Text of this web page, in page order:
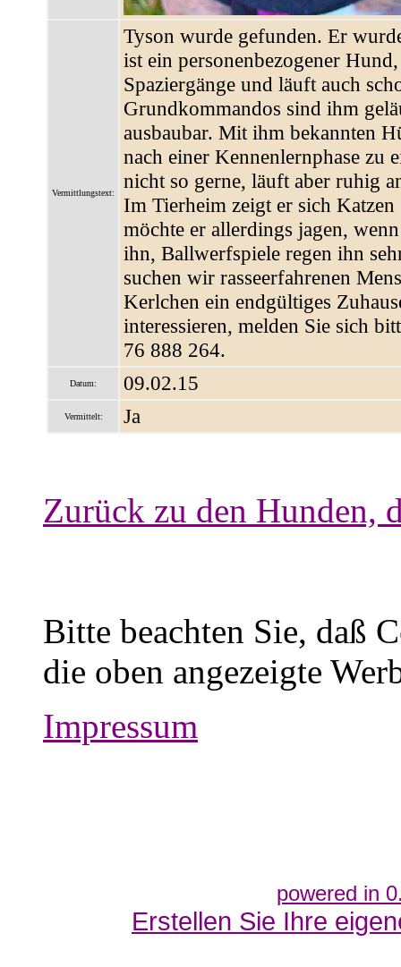
Vermittlungstext:
Tyson wurde gefunden. Er
ist ein personenbezogener
Spaziergänge und läuft auch
Grundkommandos sind ihm
ausbaubar. Mit ihm bekannten
nach einer Kennenlernphase zu
nicht so gerne, läuft aber ruhig
Im Tierheim zeigt er sich
möchte er allerdings jagen,
ihn, Ballwerfspiele regen ihn
suchen wir rasseerfahrenen
Kerlchen ein endgültiges
interessieren, melden Sie sich
76 888 264.
Datum: 09.02.15
Vermittelt: Ja
Zurück zu den Hunden,
Bitte beachten Sie, daß
die oben angezeigte
Impressum
powered in
Erstellen Sie Ihre